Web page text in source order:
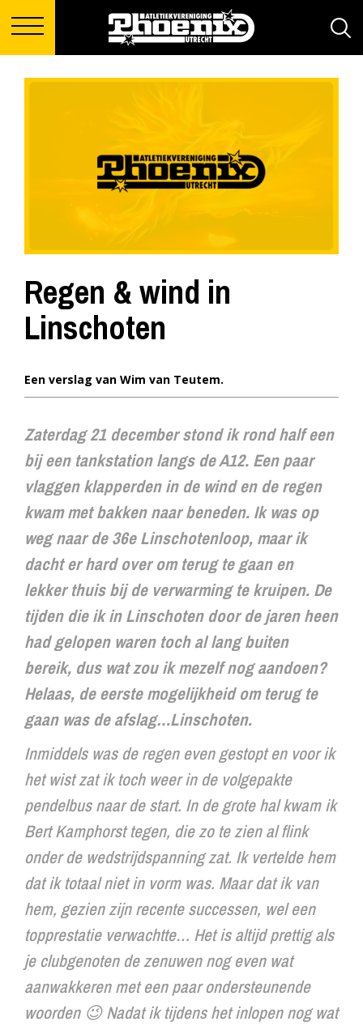
Regen & wind in
Linschoten
Een verslag van Wim van Teutem.
Zaterdag 21 december stond ik rond half een
bij een tankstation langs de A12. Een paar
vlaggen klapperden in de wind en de regen
kwam met bakken naar beneden. Ik was op
weg naar de 36e Linschotenloop, maar ik
dacht er hard over om terug te gaan en
lekker thuis bij de verwarming te kruipen. De
tijden die ik in Linschoten door de jaren heen
had gelopen waren toch al lang buiten
bereik, dus wat zou ik mezelf nog aandoen?
Helaas, de eerste mogelijkheid om terug te
gaan was de afslag…Linschoten.
Inmiddels was de regen even gestopt en voor ik
het wist zat ik toch weer in de volgepakte
pendelbus naar de start. In de grote hal kwam ik
Bert Kamphorst tegen, die zo te zien al flink
onder de wedstrijdspanning zat. Ik vertelde hem
dat ik totaal niet in vorm was. Maar dat ik van
hem, gezien zijn recente successen, wel een
topprestatie verwachtte… Het is altijd prettig als
je clubgenoten de zenuwen nog even wat
aanwakkeren met een paar ondersteunende
woorden 😉 Nadat ik tijdens het inlopen nog wat